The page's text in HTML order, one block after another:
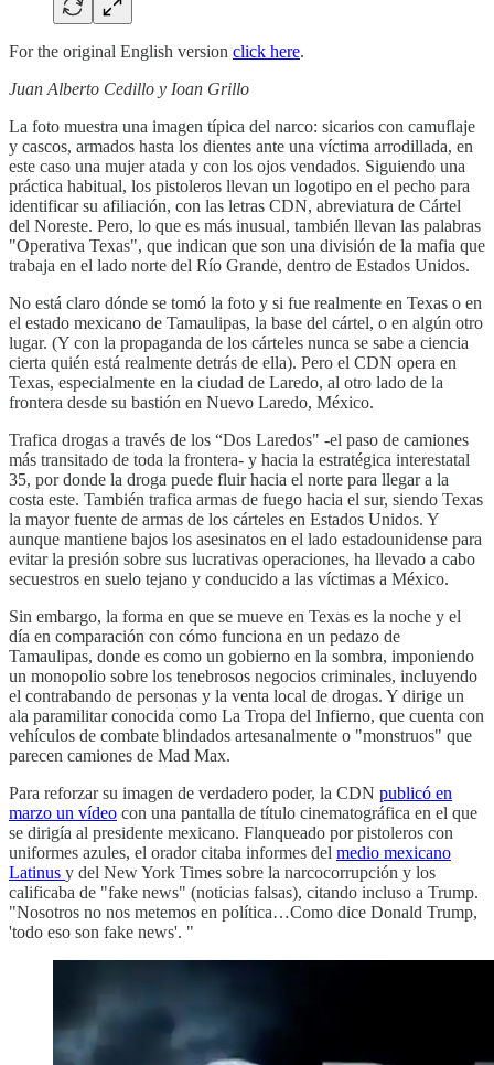
For the original English version click here.
Juan Alberto Cedillo y Ioan Grillo
La foto muestra una imagen típica del narco: sicarios con camuflaje
y cascos, armados hasta los dientes ante una víctima arrodillada, en
este caso una mujer atada y con los ojos vendados. Siguiendo una
práctica habitual, los pistoleros llevan un logotipo en el pecho para
identificar su afiliación, con las letras CDN, abreviatura de Cártel
del Noreste. Pero, lo que es más inusual, también llevan las palabras
"Operativa Texas", que indican que son una división de la mafia que
trabaja en el lado norte del Río Grande, dentro de Estados Unidos.
No está claro dónde se tomó la foto y si fue realmente en Texas o en
el estado mexicano de Tamaulipas, la base del cártel, o en algún otro
lugar. (Y con la propaganda de los cárteles nunca se sabe a ciencia
cierta quién está realmente detrás de ella). Pero el CDN opera en
Texas, especialmente en la ciudad de Laredo, al otro lado de la
frontera desde su bastión en Nuevo Laredo, México.
Trafica drogas a través de los “Dos Laredos" -el paso de camiones
más transitado de toda la frontera- y hacia la estratégica interestatal
35, por donde la droga puede fluir hacia el norte para llegar a la
costa este. También trafica armas de fuego hacia el sur, siendo Texas
la mayor fuente de armas de los cárteles en Estados Unidos. Y
aunque mantiene bajos los asesinatos en el lado estadounidense para
evitar la presión sobre sus lucrativas operaciones, ha llevado a cabo
secuestros en suelo tejano y conducido a las víctimas a México.
Sin embargo, la forma en que se mueve en Texas es la noche y el
día en comparación con cómo funciona en un pedazo de
Tamaulipas, donde es como un gobierno en la sombra, imponiendo
un monopolio sobre los tenebrosos negocios criminales, incluyendo
el contrabando de personas y la venta local de drogas. Y dirige un
ala paramilitar conocida como La Tropa del Infierno, que cuenta con
vehículos de combate blindados artesanalmente o "monstruos" que
parecen camiones de Mad Max.
Para reforzar su imagen de verdadero poder, la CDN publicó en
marzo un vídeo con una pantalla de título cinematográfica en el que
se dirigía al presidente mexicano. Flanqueado por pistoleros con
uniformes azules, el orador citaba informes del medio mexicano
Latinus y del New York Times sobre la narcocorrupción y los
calificaba de "fake news" (noticias falsas), citando incluso a Trump.
"Nosotros no nos metemos en política…Como dice Donald Trump,
'todo eso son fake news'. "